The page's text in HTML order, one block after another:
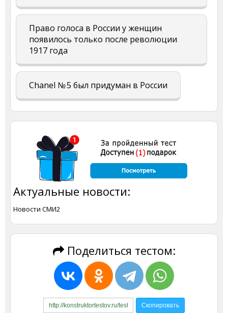
Право голоса в России у женщин
появилось только после революции
1917 года
Chanel № 5 был придуман в России
Актуальные новости:
Новости СМИ2
Поделиться тестом: